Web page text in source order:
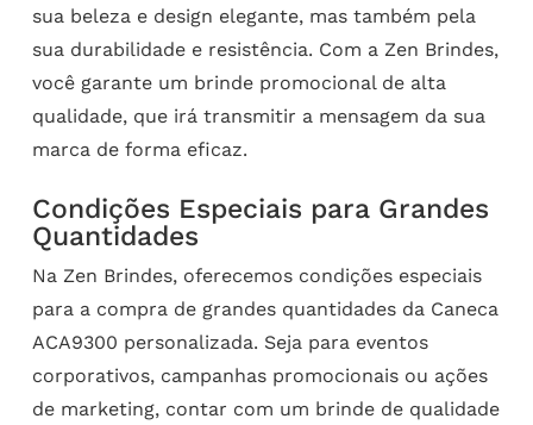
sua beleza e design elegante, mas também pela
sua durabilidade e resistência. Com a Zen Brindes,
você garante um brinde promocional de alta
qualidade, que irá transmitir a mensagem da sua
marca de forma eficaz.
Condições Especiais para Grandes
Quantidades
Na Zen Brindes, oferecemos condições especiais
para a compra de grandes quantidades da Caneca
ACA9300 personalizada. Seja para eventos
corporativos, campanhas promocionais ou ações
de marketing, contar com um brinde de qualidade